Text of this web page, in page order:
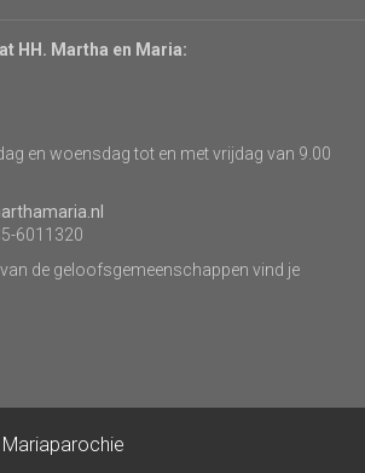
HH. Martha en Maria:
en woensdag tot en met vrijdag van 9.00
6011320
de geloofsgemeenschappen vind je